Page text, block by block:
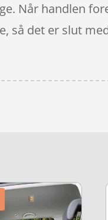
Når handlen
så det er slut